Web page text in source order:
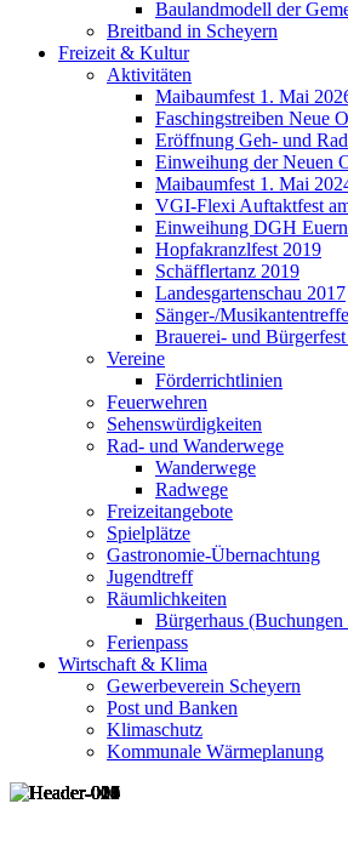
Baulandmodell der
Breitband in Scheyern
Freizeit & Kultur
Aktivitäten
Maibaumfest 1. Mai
Faschingstreiben Neue
Eröffnung Geh- und
Einweihung der Neuen
Maibaumfest 1. Mai
VGI-Flexi Auftaktfest
Einweihung DGH
Hopfakranzlfest 2019
Schäfflertanz 2019
Landesgartenschau 2017
Sänger-/
Brauerei- und
Vereine
Förderrichtlinien
Feuerwehren
Sehenswürdigkeiten
Rad- und Wanderwege
Wanderwege
Radwege
Freizeitangebote
Spielplätze
Gastronomie-Übernachtung
Jugendtreff
Räumlichkeiten
Bürgerhaus
Ferienpass
Wirtschaft & Klima
Gewerbeverein Scheyern
Post und Banken
Klimaschutz
Kommunale Wärmeplanung